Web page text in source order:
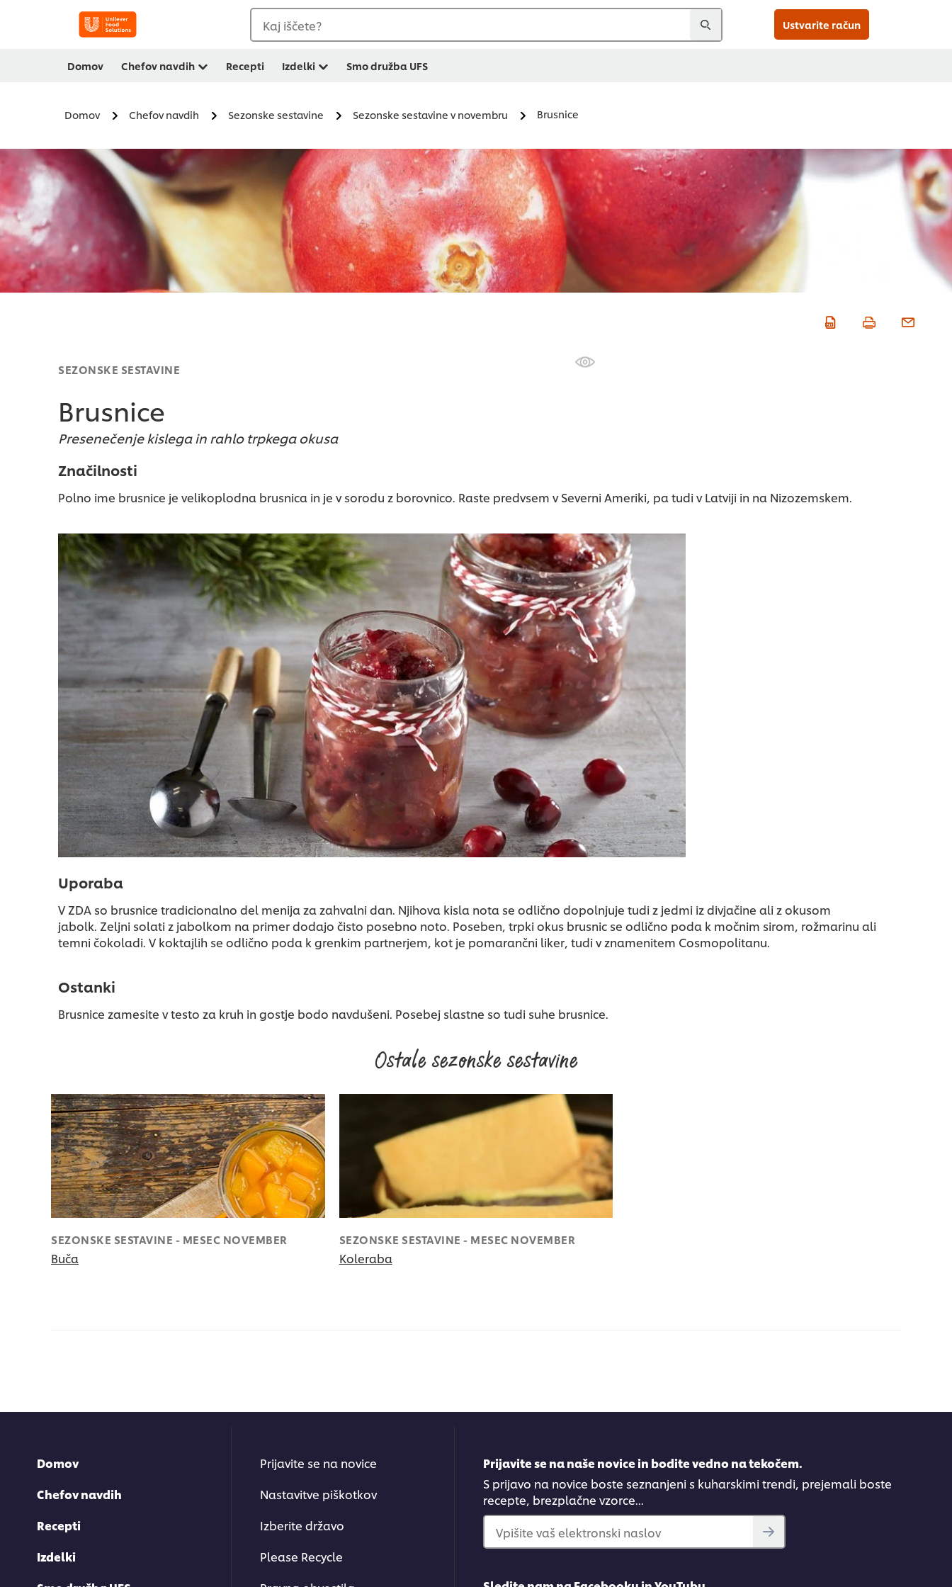
Kaj iščete? Ustvarite račun
Domov Chefov navdih Recepti Izdelki Smo družba UFS
Domov Chefov navdih Sezonske sestavine Sezonske sestavine v novembru Brusnice
SEZONSKE SESTAVINE
Brusnice
Presenečenje kislega in rahlo trpkega okusa
Značilnosti
Polno ime brusnice je velikoplodna brusnica in je v sorodu z borovnico. Raste predvsem v Severni Ameriki, pa tudi v Latviji in na Nizozemskem.
Uporaba
V ZDA so brusnice tradicionalno del menija za zahvalni dan. Njihova kisla nota se odlično dopolnjuje tudi z jedmi iz divjačine ali z okusom
jabolk. Zeljni solati z jabolkom na primer dodajo čisto posebno noto. Poseben, trpki okus brusnic se odlično poda k močnim sirom, rožmarinu ali
temni čokoladi. V koktajlih se odlično poda k grenkim partnerjem, kot je pomarančni liker, tudi v znamenitem Cosmopolitanu.
Ostanki
Brusnice zamesite v testo za kruh in gostje bodo navdušeni. Posebej slastne so tudi suhe brusnice.
Ostale sezonske sestavine
SEZONSKE SESTAVINE - MESEC NOVEMBER
Buča
SEZONSKE SESTAVINE - MESEC NOVEMBER
Koleraba
Domov
Chefov navdih
Recepti
Izdelki
Prijavite se na novice
Nastavitve piškotkov
Izberite državo
Please Recycle
Prijavite se na naše novice in bodite vedno na tekočem.
S prijavo na novice boste seznanjeni s kuharskimi trendi, prejemali boste
recepte, brezplačne vzorce...
Vpišite vaš elektronski naslov